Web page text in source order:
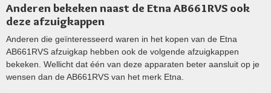
Anderen bekeken naast de Etna AB661RVS ook
deze afzuigkappen
Anderen die geïnteresseerd waren in het kopen van de Etna
AB661RVS afzuigkap hebben ook de volgende afzuigkappen
bekeken. Wellicht dat één van deze apparaten beter aansluit op je
wensen dan de AB661RVS van het merk Etna.